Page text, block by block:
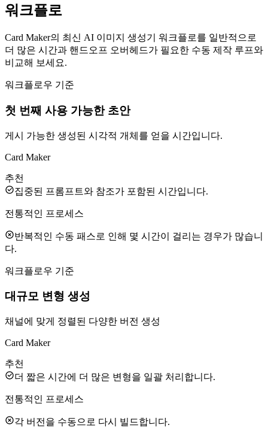
워크플로
Card Maker의 최신 AI 이미지 생성기 워크플로를 일반적으로
더 많은 시간과 핸드오프 오버헤드가 필요한 수동 제작 루프와
비교해 보세요.
워크플로우 기준
첫 번째 사용 가능한 초안
게시 가능한 생성된 시각적 개체를 얻을 시간입니다.
Card Maker
추천
집중된 프롬프트와 참조가 포함된 시간입니다.
전통적인 프로세스
반복적인 수동 패스로 인해 몇 시간이 걸리는 경우가 많습니
다.
워크플로우 기준
대규모 변형 생성
채널에 맞게 정렬된 다양한 버전 생성
Card Maker
추천
더 짧은 시간에 더 많은 변형을 일괄 처리합니다.
전통적인 프로세스
각 버전을 수동으로 다시 빌드합니다.